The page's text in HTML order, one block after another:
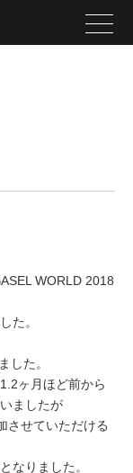
WORLD 2018
た。
した。
ヶ月ほど前から
ましたが
させていただける
なりました。